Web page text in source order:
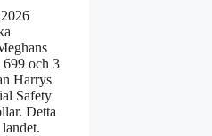
699 och 3
Harrys
Safety
Detta